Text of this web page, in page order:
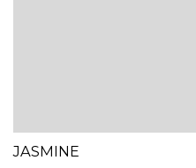
JASMINE